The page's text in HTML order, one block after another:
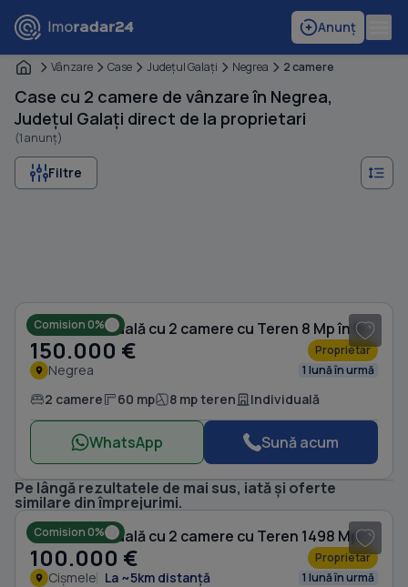
Anunț
Vânzare Case Judeţul Galaţi Negrea 2 camere
Case cu 2 camere de vânzare în Negrea,
Județul Galați direct de la proprietari
(1 anunț)
Filtre
Comision 0% Casă individuală cu 2 camere cu Teren 8 Mp în Negrea
150.000 € Proprietar
Negrea 1 lună în urmă
2 camere 60 mp 8 mp teren Individuală
WhatsApp Sună acum
Pe lângă rezultatele de mai sus, iată și oferte
similare din împrejurimi.
Comision 0% Casă individuală cu 2 camere cu Teren 1498 Mp în Cișmele
100.000 € Proprietar
Cișmele La ~5km distanță 1 lună în urmă